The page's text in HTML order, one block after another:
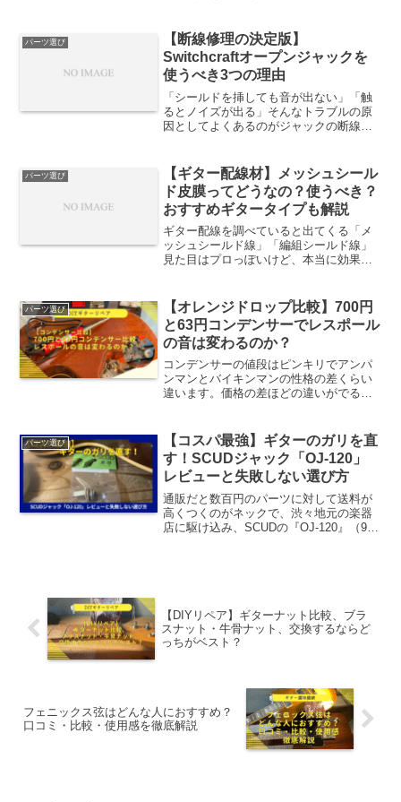
かをまとめました。この記事では、マニ
アックな考え方や特殊な商品...
パーツ選び
【断線修理の決定版】
Switchcraftオープンジャックを
使うべき3つの理由
「シールドを挿しても音が出ない」「触
るとノイズが出る」そんなトラブルの原
因としてよくあるのがジャックの断線や
ないでしょうか？結論から言うと、断線
修理にはSwitchcr...
パーツ選び
【ギター配線材】メッシュシール
ド皮膜ってどうなの？使うべき？
おすすめギタータイプも解説
ギター配線を調べていると出てくる「メ
ッシュシールド線」「編組シールド線」
見た目はプロっぽいけど、本当に効果あ
ュシールド皮膜とは？正式名称は編組シ
ールド線（ブレイドシールド...
パーツ選び
【オレンジドロップ比較】700円
と63円コンデンサーでレスポール
の音は変わるのか？
コンデンサーの値段はピンキリでアンパ
ンマンとバイキンマンの性格の差くらい
違います。価格の差ほどの違いがでるも
ールのコンデンサーを交換する必要が発
生しました。ちょうど良い...
パーツ選び
【コスパ最強】ギターのガリを直
す！SCUDジャック「OJ-120」
レビューと失敗しない選び方
通販だと数百円のパーツに対して送料が
高くつくのがネックで、渋々地元の楽器
店に駆け込み、SCUDの『OJ-120』（900
【DIYリペア】ギターナット比較、ブラ
スナット・牛骨ナット、交換するならど
っちがベスト？
フェニックス弦はどんな人におすすめ？
口コミ・比較・使用感を徹底解説